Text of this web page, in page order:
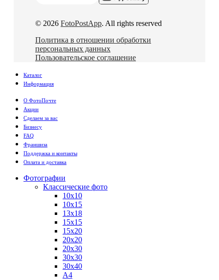
© 2026 FotoPostApp. All rights reserved
Политика в отношении обработки
персональных данных
Пользовательское соглашение
Каталог
Информация
О ФотоПочте
Акции
Сделаем за вас
Бизнесу
FAQ
Франшиза
Поддержка и контакты
Оплата и доставка
Фотографии
Классические фото
10х10
10х15
13х18
15х15
15х20
20х20
20х30
30х30
30х40
А4